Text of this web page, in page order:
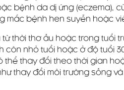
bệnh da dị ứng (eczema),
mắc bệnh hen suyễn hoặc
thời thơ ấu hoặc trong tuổi
còn nhỏ tuổi hoặc ở độ tuổi
thể thay đổi theo thời gian
thay đổi môi trường sống